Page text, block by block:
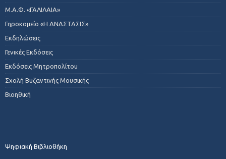
Μ.Α.Φ. «ΓΑΛΙΛΑΙΑ»
Γηροκομείο «Η ΑΝΑΣΤΑΣΙΣ»
Εκδηλώσεις
Γενικές Εκδόσεις
Εκδόσεις Μητροπολίτου
Σχολή Βυζαντινής Μουσικής
Βιοηθική
Ψηφιακή Βιβλιοθήκη